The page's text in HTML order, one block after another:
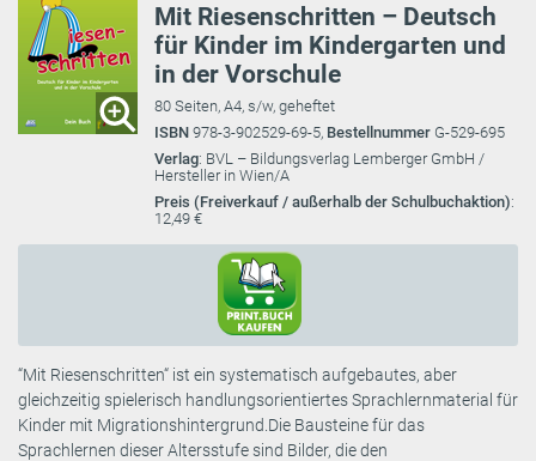
Mit Riesenschritten – Deutsch
für Kinder im Kindergarten und
in der Vorschule
80 Seiten, A4, s/w, geheftet
ISBN 978-3-902529-69-5, Bestellnummer G-529-695
Verlag: BVL – Bildungsverlag Lemberger GmbH /
Hersteller in Wien/A
Preis (Freiverkauf / außerhalb der Schulbuchaktion):
12,49 €
“Mit Riesenschritten“ ist ein systematisch aufgebautes, aber
gleichzeitig spielerisch handlungsorientiertes Sprachlernmaterial für
Kinder mit Migrationshintergrund.Die Bausteine für das
Sprachlernen dieser Altersstufe sind Bilder, die den